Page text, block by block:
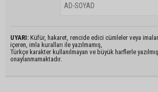
UYARI: Küfür, hakaret, rencide edici cümleler veya
içeren, imla kuralları ile yazılmamış,
Türkçe karakter kullanılmayan ve büyük harflerle
onaylanmamaktadır.